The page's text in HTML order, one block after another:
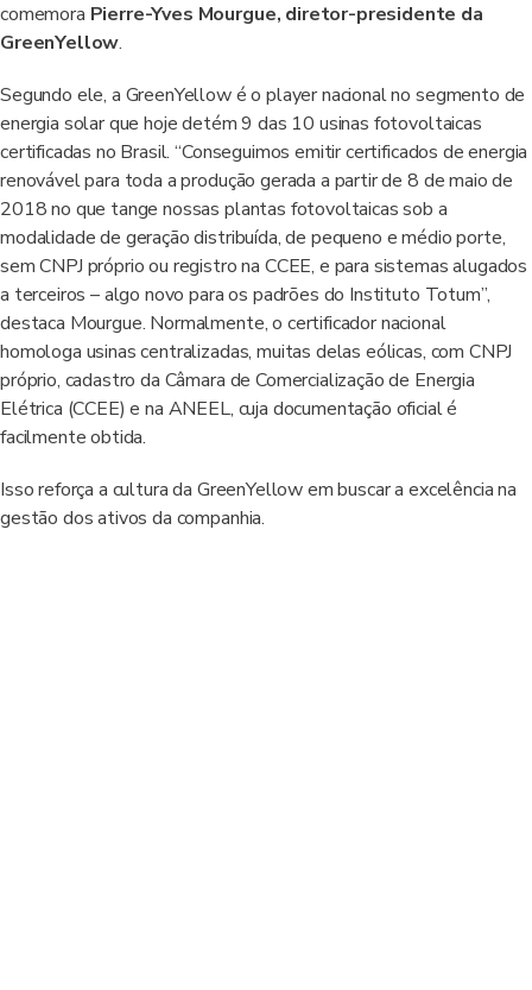
comemora Pierre-Yves Mourgue, diretor-presidente da
GreenYellow.
Segundo ele, a GreenYellow é o player nacional no segmento de
energia solar que hoje detém 9 das 10 usinas fotovoltaicas
certificadas no Brasil. “Conseguimos emitir certificados de energia
renovável para toda a produção gerada a partir de 8 de maio de
2018 no que tange nossas plantas fotovoltaicas sob a
modalidade de geração distribuída, de pequeno e médio porte,
sem CNPJ próprio ou registro na CCEE, e para sistemas alugados
a terceiros – algo novo para os padrões do Instituto Totum”,
destaca Mourgue. Normalmente, o certificador nacional
homologa usinas centralizadas, muitas delas eólicas, com CNPJ
próprio, cadastro da Câmara de Comercialização de Energia
Elétrica (CCEE) e na ANEEL, cuja documentação oficial é
facilmente obtida.
Isso reforça a cultura da GreenYellow em buscar a excelência na
gestão dos ativos da companhia.